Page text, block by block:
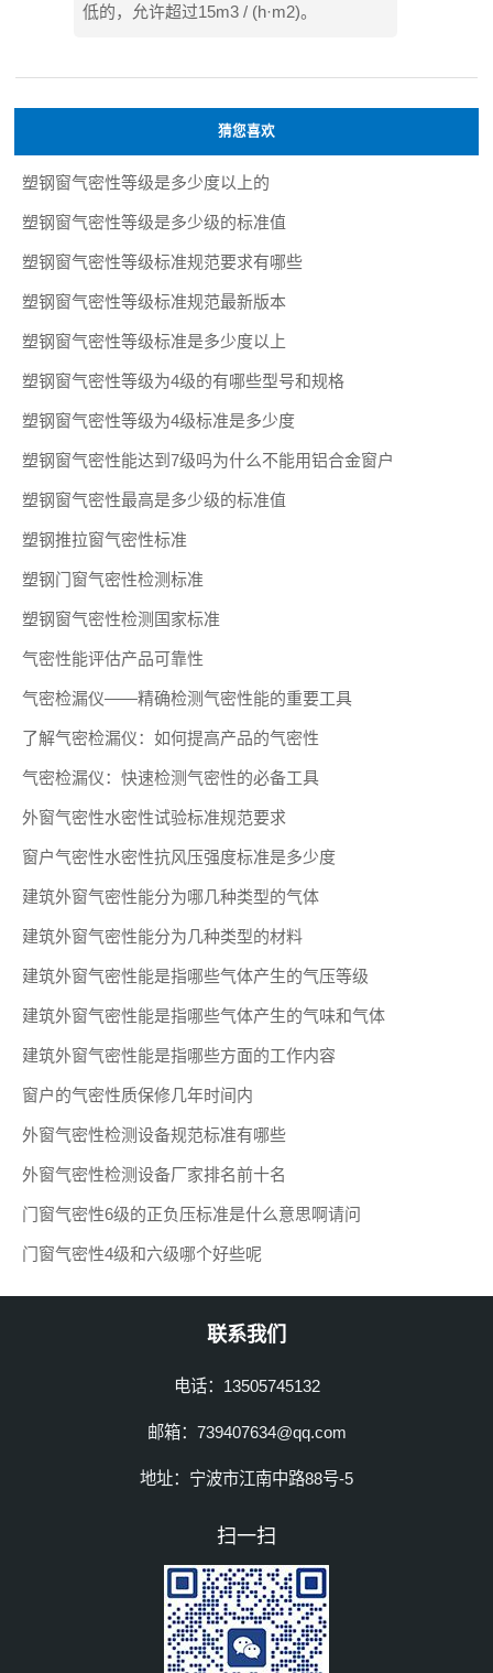
低的，允许超过15m3 / (h·m2)。
猜您喜欢
塑钢窗气密性等级是多少度以上的
塑钢窗气密性等级是多少级的标准值
塑钢窗气密性等级标准规范要求有哪些
塑钢窗气密性等级标准规范最新版本
塑钢窗气密性等级标准是多少度以上
塑钢窗气密性等级为4级的有哪些型号和规格
塑钢窗气密性等级为4级标准是多少度
塑钢窗气密性能达到7级吗为什么不能用铝合金窗户
塑钢窗气密性最高是多少级的标准值
塑钢推拉窗气密性标准
塑钢门窗气密性检测标准
塑钢窗气密性检测国家标准
气密性能评估产品可靠性
气密检漏仪——精确检测气密性能的重要工具
了解气密检漏仪：如何提高产品的气密性
气密检漏仪：快速检测气密性的必备工具
外窗气密性水密性试验标准规范要求
窗户气密性水密性抗风压强度标准是多少度
建筑外窗气密性能分为哪几种类型的气体
建筑外窗气密性能分为几种类型的材料
建筑外窗气密性能是指哪些气体产生的气压等级
建筑外窗气密性能是指哪些气体产生的气味和气体
建筑外窗气密性能是指哪些方面的工作内容
窗户的气密性质保修几年时间内
外窗气密性检测设备规范标准有哪些
外窗气密性检测设备厂家排名前十名
门窗气密性6级的正负压标准是什么意思啊请问
门窗气密性4级和六级哪个好些呢
联系我们
电话：13505745132
邮箱：739407634@qq.com
地址：宁波市江南中路88号-5
扫一扫